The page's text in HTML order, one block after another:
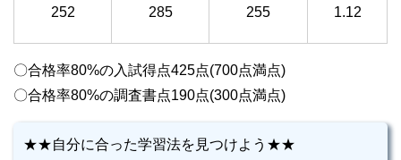
252 285 255 1.12
〇合格率80%の入試得点425点(700点満点)
〇合格率80%の調査書点190点(300点満点)
★★自分に合った学習法を見つけよう★★